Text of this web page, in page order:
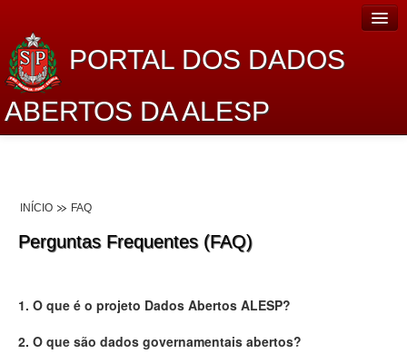
PORTAL DOS DADOS
ABERTOS DA ALESP
Lei de Acesso à Informação
INÍCIO FAQ
Perguntas Frequentes (FAQ)
1. O que é o projeto Dados Abertos ALESP?
2. O que são dados governamentais abertos?